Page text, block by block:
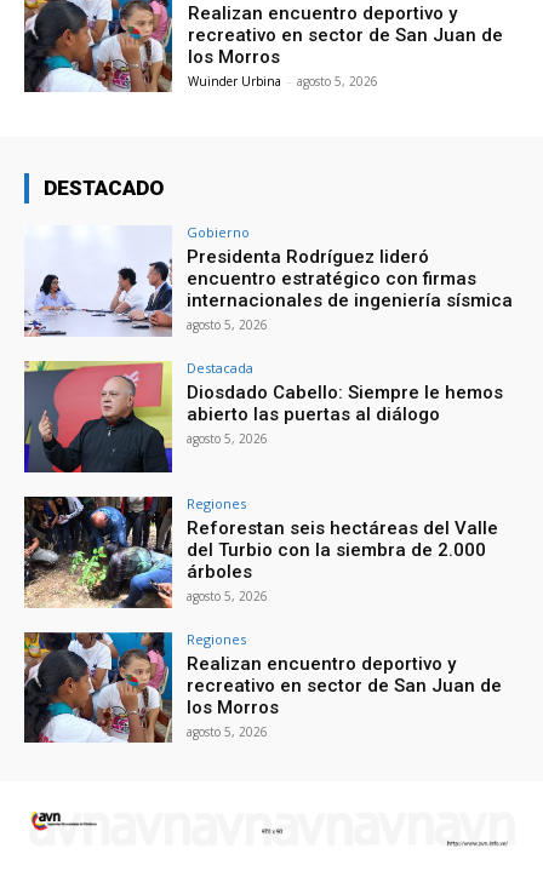
Realizan encuentro deportivo y
recreativo en sector de San Juan de
los Morros
Wuinder Urbina - agosto 5, 2026
DESTACADO
Gobierno
Presidenta Rodríguez lideró
encuentro estratégico con firmas
internacionales de ingeniería sísmica
agosto 5, 2026
Destacada
Diosdado Cabello: Siempre le hemos
abierto las puertas al diálogo
agosto 5, 2026
Regiones
Reforestan seis hectáreas del Valle
del Turbio con la siembra de 2.000
árboles
agosto 5, 2026
Regiones
Realizan encuentro deportivo y
recreativo en sector de San Juan de
los Morros
agosto 5, 2026